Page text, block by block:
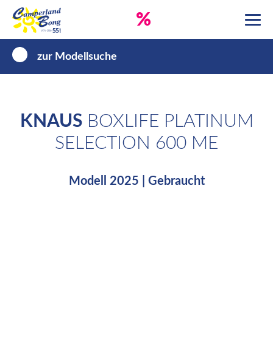
%
zur Modellsuche
KNAUSBOXLIFE PLATINUM
SELECTION 600 ME
Modell 2025 | Gebraucht